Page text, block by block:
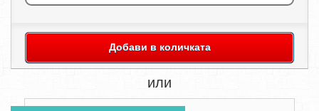
Добави в количката
или